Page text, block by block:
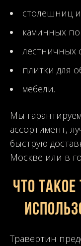
столешниц
каминных
лестничных
плитки для
мебели.
Мы
ассортимент,
быструю
Москве или в
Что
Травертин